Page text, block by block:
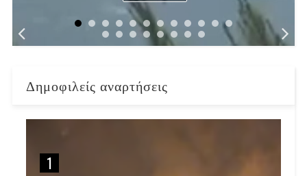
Δημοφιλείς αναρτήσεις
1